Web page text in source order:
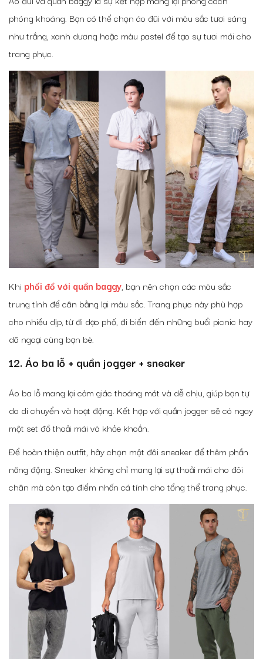
phóng khoáng. Bạn có thể chọn áo đũi với màu sắc tươi sáng
như trắng, xanh dương hoặc màu pastel để tạo sự tươi mới cho
trang phục.
Khi phối đồ với quần baggy , bạn nên chọn các màu sắc
trung tính để cân bằng lại màu sắc. Trang phục này phù hợp
cho nhiều dịp, từ đi dạo phố, đi biển đến những buổi picnic hay
dã ngoại cùng bạn bè.
12. Áo ba lỗ + quần jogger + sneaker
Áo ba lỗ mang lại cảm giác thoáng mát và dễ chịu, giúp bạn tự
do di chuyển và hoạt động. Kết hợp với quần jogger sẽ có ngay
một set đồ thoải mái và khỏe khoắn.
Để hoàn thiện outfit, hãy chọn một đôi sneaker để thêm phần
năng động. Sneaker không chỉ mang lại sự thoải mái cho đôi
chân mà còn tạo điểm nhấn cá tính cho tổng thể trang phục.